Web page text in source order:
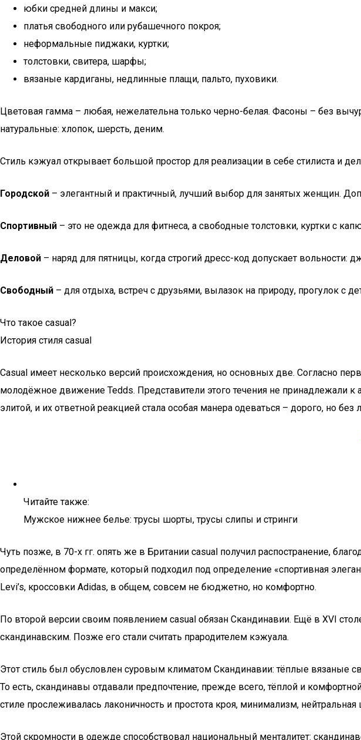
юбки средней длины и макси;
платья свободного или рубашечного покроя;
неформальные пиджаки, куртки;
толстовки, свитера, шарфы;
вязаные кардиганы, недлинные плащи, пальто, пуховики.
Цветовая гамма – любая, нежелательна только черно-белая. Фасоны – без
натуральные: хлопок, шерсть, деним.
Стиль кэжуал открывает большой простор для реализации в себе стилиста и
Городской – элегантный и практичный, лучший выбор для занятых женщин.
Спортивный – это не одежда для фитнеса, а свободные толстовки, куртки с
Деловой – наряд для пятницы, когда строгий дресс-код допускает
Свободный – для отдыха, встреч с друзьями, вылазок на природу, прогулок с
Что такое casual?
История стиля casual
Casual имеет несколько версий происхождения, но основных две. Согласно
молодёжное движение Tedds. Представители этого течения не принадлежали к
элитой, и их ответной реакцией стала особая манера одеваться – дорого, но
Читайте также:
Мужское нижнее белье: трусы шорты, трусы слипы и стринги
Чуть позже, в 70-х гг. опять же в Британии casual получил распостранение,
определённом формате, который подходил под определение «спортивная
Levi’s, кроссовки Adidas, в общем, совсем не бюджетно, но комфортно.
По второй версии своим появлением casual обязан Скандинавии. Ещё в XVI
скандинавским. Позже его стали считать прародителем кэжуала.
Этот стиль был обусловлен суровым климатом Скандинавии: тёплые вязаные
То есть, скандинавы отдавали предпочтение, прежде всего, тёплой и
стиле прослеживалась лаконичность и простота кроя, минимализм, нейтральная
Этой скромности в одежде способствовал национальный менталитет: